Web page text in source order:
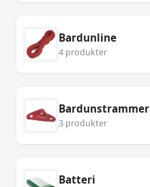
Bardunline
4 produkter
Bardunstrammer
3 produkter
Batteri